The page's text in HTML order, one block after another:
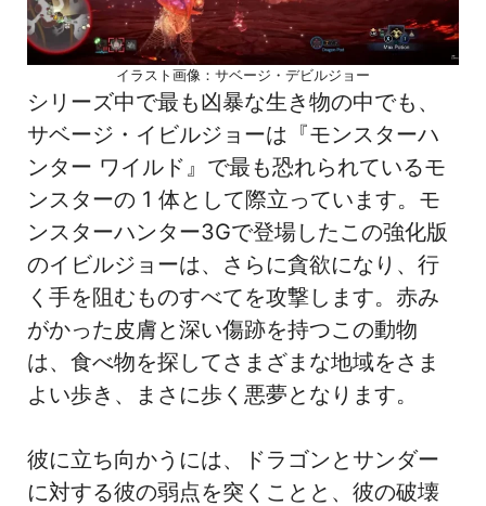
イラスト画像：サベージ・デビルジョー
シリーズ中で最も凶暴な生き物の中でも、
サベージ・イビルジョーは『モンスターハ
ンター ワイルド』で最も恐れられているモ
ンスターの 1 体として際立っています。モ
ンスターハンター3Gで登場したこの強化版
のイビルジョーは、さらに貪欲になり、行
く手を阻むものすべてを攻撃します。赤み
がかった皮膚と深い傷跡を持つこの動物
は、食べ物を探してさまざまな地域をさま
よい歩き、まさに歩く悪夢となります。
彼に立ち向かうには、ドラゴンとサンダー
に対する彼の弱点を突くことと、彼の破壊